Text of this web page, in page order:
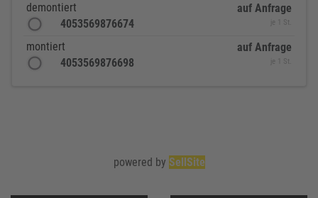
demontiert
4053569876674
auf Anfrage
je 1 St.
montiert
4053569876698
auf Anfrage
je 1 St.
powered by SellSite